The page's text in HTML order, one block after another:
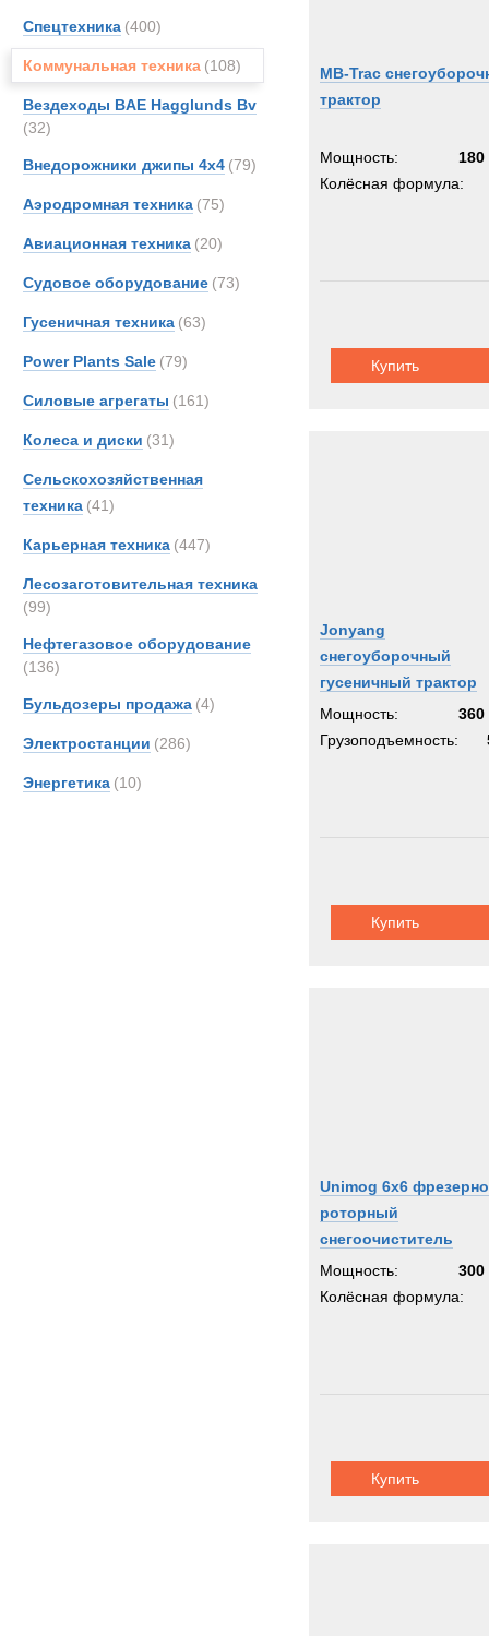
Спецтехника (400)
Коммунальная техника (108)
Вездеходы BAE Hagglunds Bv
(32)
Внедорожники джипы 4х4 (79)
Аэродромная техника (75)
Авиационная техника (20)
Судовое оборудование (73)
Гусеничная техника (63)
Power Plants Sale (79)
Силовые агрегаты (161)
Колеса и диски (31)
Сельскохозяйственная
техника (41)
Карьерная техника (447)
Лесозаготовительная техника
(99)
Нефтегазовое оборудование
(136)
Бульдозеры продажа (4)
Электростанции (286)
Энергетика (10)
Rolba
MB-Trac
трактор
Мощность:
180
Колёсная формула:
Купить
Jonyang
снегоуборочный
гусеничный трактор
Мощность:
360
Грузоподъемность:
Купить
Unimog 6x6
роторный
снегоочиститель
Мощность:
300
Колёсная формула:
Купить